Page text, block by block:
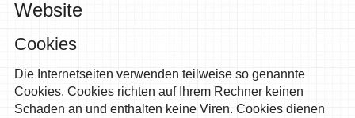
Website
Cookies
Die Internetseiten verwenden teilweise so genannte
Cookies. Cookies richten auf Ihrem Rechner keinen
Schaden an und enthalten keine Viren. Cookies dienen